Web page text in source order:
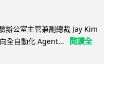
辦公室主管兼副總裁 Jay Kim
全自動化 Agent...
閱讀全